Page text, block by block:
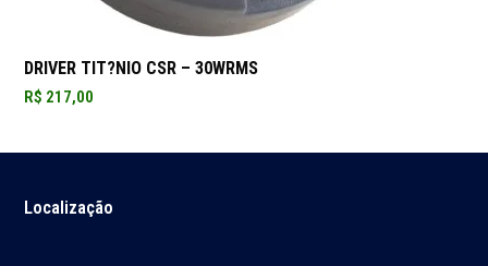
DRIVER TIT?NIO CSR – 30WRMS
R$ 217,00
Localização